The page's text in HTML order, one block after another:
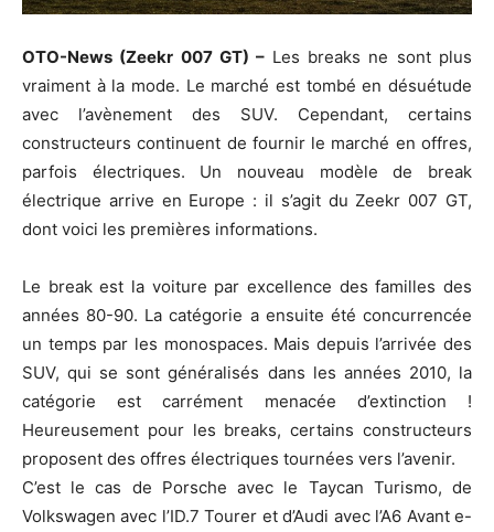
OTO-News (Zeekr 007 GT) – Les breaks ne sont plus
vraiment à la mode. Le marché est tombé en désuétude
avec l’avènement des SUV. Cependant, certains
constructeurs continuent de fournir le marché en offres,
parfois électriques. Un nouveau modèle de break
électrique arrive en Europe : il s’agit du Zeekr 007 GT,
dont voici les premières informations.
Le break est la voiture par excellence des familles des
années 80-90. La catégorie a ensuite été concurrencée
un temps par les monospaces. Mais depuis l’arrivée des
SUV, qui se sont généralisés dans les années 2010, la
catégorie est carrément menacée d’extinction !
Heureusement pour les breaks, certains constructeurs
proposent des offres électriques tournées vers l’avenir.
C’est le cas de Porsche avec le Taycan Turismo, de
Volkswagen avec l’ID.7 Tourer et d’Audi avec l’A6 Avant e-